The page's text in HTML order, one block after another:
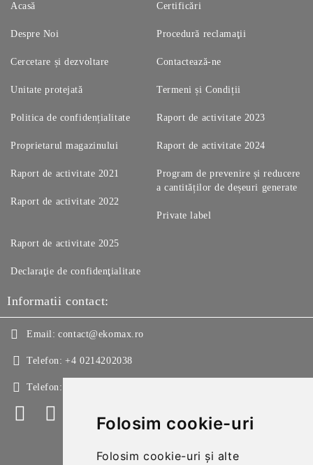
Folosim cookie-uri
Folosim cookie-uri și alte
Acasă
Despre Noi
Cercetare și dezvoltare
Unitate protejată
Certificări
Procedură reclamaţii
Contactează-ne
Termeni și Condiții
Politica de confidențialitate
Proprietarul magazinului
Raport de activitate 2021
Raport de activitate 2022
Raport de activitate 2023
Raport de activitate 2024
Program de prevenire și reducere
a cantităților de deșeuri generate
Private label
Raport de activitate 2025
Declaraţie de confidenţialitate
Informatii contact:
Email: contact@ekomax.ro
Telefon: +4 0214202038
Telefon: